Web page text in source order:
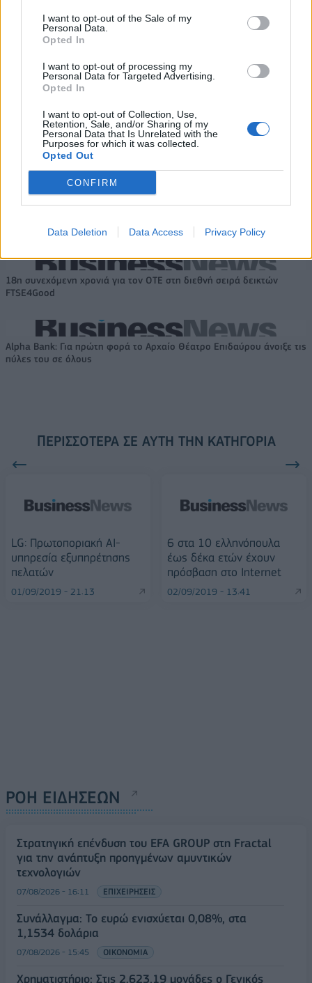
I want to opt-out of the Sale of my
Personal Data.
Opted In
I want to opt-out of processing my
Personal Data for Targeted Advertising.
Opted In
I want to opt-out of Collection, Use,
Retention, Sale, and/or Sharing of my
Personal Data that Is Unrelated with the
Purposes for which it was collected.
Opted Out
CONFIRM
Data Deletion Data Access Privacy Policy
Metlen: Ρεκόρ EBITDA στο α'
Καθαρά κέρδη 313 εκατ. ευρώ
εργαλείο για βιώσιμη
τουριστική ανάπτυξη
Η Chery επενδύει 75 εκατ. δολάρια στην KG Mobility
Το FIAT 500 Hybrid τώρα από
18η συνεχόμενη χρονιά για τον ΟΤΕ στη διεθνή σειρά δεικτών
FTSE4Good
Alpha Bank: Για πρώτη φορά το Αρχαίο Θέατρο Επιδαύρου άνοιξε τις
πύλες του σε όλους
ΠΕΡΙΣΣΌΤΕΡΑ ΣΕ ΑΥΤΉ ΤΗΝ ΚΑΤΗΓΟΡΊΑ
LG: Πρωτοποριακή AI-
υπηρεσία εξυπηρέτησης
πελατών
01/09/2019 - 21:13
6 στα 10 ελληνόπουλα
έως δέκα ετών έχουν
πρόσβαση στο Internet
02/09/2019 - 13:41
ΡΟΗ ΕΙΔΗΣΕΩΝ
Στρατηγική επένδυση του EFA GROUP στη Fractal
για την ανάπτυξη προηγμένων αμυντικών
τεχνολογιών
07/08/2026 - 16:11 ΕΠΙΧΕΙΡΗΣΕΙΣ
Συνάλλαγμα: Το ευρώ ενισχύεται 0,08%, στα
1,1534 δολάρια
07/08/2026 - 15:45 ΟΙΚΟΝΟΜΙΑ
Χρηματιστήριο: Στις 2.623,19 μονάδες ο Γενικός